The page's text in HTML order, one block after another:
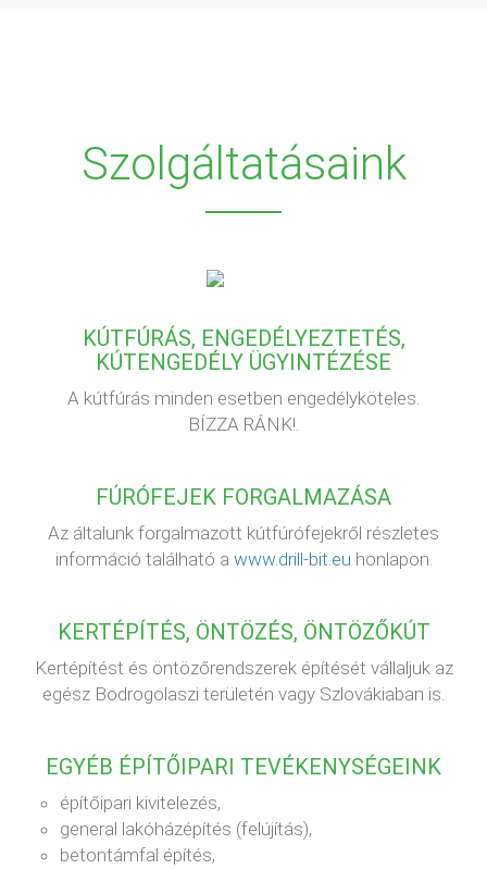
Szolgáltatásaink
KÚTFÚRÁS, ENGEDÉLYEZTETÉS,
KÚTENGEDÉLY ÜGYINTÉZÉSE
A kútfúrás minden esetben engedélyköteles.
BÍZZA RÁNK!.
FÚRÓFEJEK FORGALMAZÁSA
Az általunk forgalmazott kútfúrófejekről részletes
információ található a www.drill-bit.eu honlapon.
KERTÉPÍTÉS, ÖNTÖZÉS, ÖNTÖZŐKÚT
Kertépítést és öntözőrendszerek építését vállaljuk az
egész Bodrogolaszi területén vagy Szlovákiaban is.
EGYÉB ÉPÍTŐIPARI TEVÉKENYSÉGEINK
építőipari kivitelezés,
general lakóházépítés (felújítás),
betontámfal építés,